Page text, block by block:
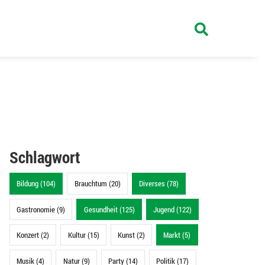
Schlagwort
Bildung (104) Brauchtum (20) Diverses (78)
Gastronomie (9) Gesundheit (125) Jugend (122)
Konzert (2) Kultur (15) Kunst (2) Markt (5)
Musik (4) Natur (9) Party (14) Politik (17)